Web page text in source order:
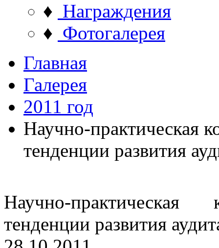
♦ Награждения
♦ Фотогалерея
Главная
Галерея
2011 год
Научно-практическая
тенденции развития
Научно-практическая
тенденции развития